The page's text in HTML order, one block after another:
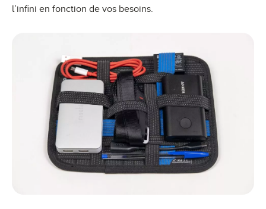
l’infini en fonction de vos besoins.